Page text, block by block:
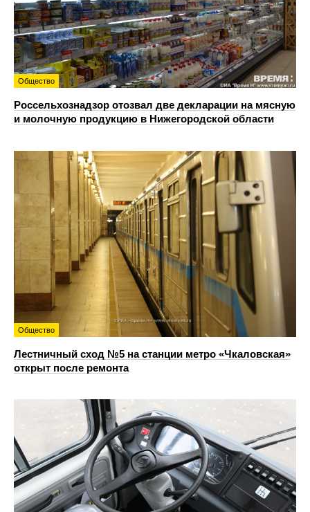
Общество
Россельхознадзор отозвал две декларации на мясную
и молочную продукцию в Нижегородской области
Общество
Лестничный сход №5 на станции метро «Чкаловская»
открыт после ремонта